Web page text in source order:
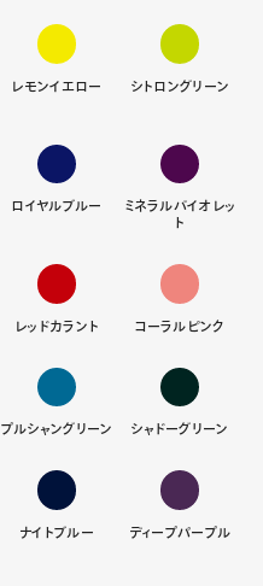
レモンイエロー シトロングリーン
ロイヤルブルー
ミネラルバイオレッ
ト
レッドカラント コーラルピンク
プルシャングリーン シャドーグリーン
ナイトブルー ディープパープル